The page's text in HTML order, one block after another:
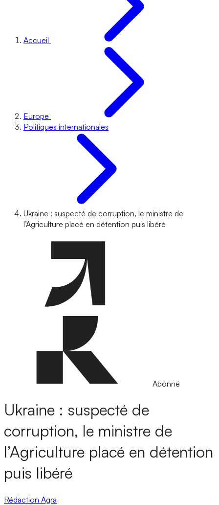
Accueil
Europe
Politiques internationales
Ukraine : suspecté de corruption, le ministre de
l’Agriculture placé en détention puis libéré
Abonné
Ukraine : suspecté de
corruption, le ministre de
l’Agriculture placé en détention
puis libéré
Rédaction Agra